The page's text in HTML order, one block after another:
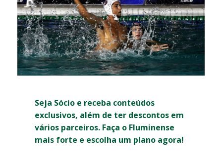
Seja Sócio e receba conteúdos
exclusivos, além de ter descontos em
vários parceiros. Faça o Fluminense
mais forte e escolha um plano agora!